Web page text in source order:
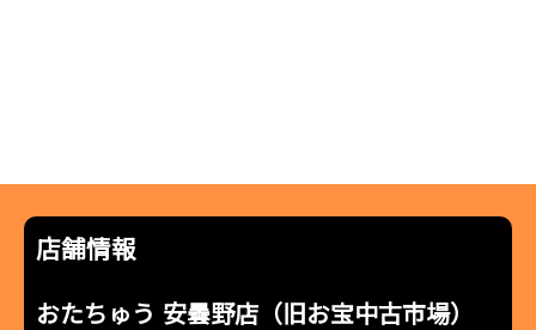
店舗情報
おたちゅう 安曇野店（旧お宝中古市場）